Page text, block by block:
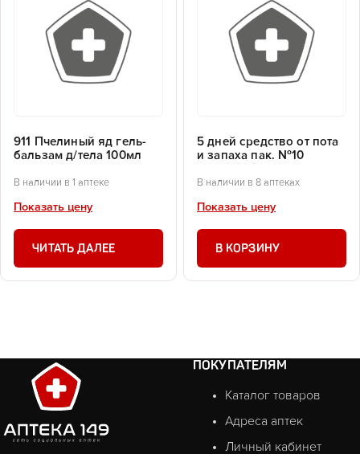
911 Пчелиный яд гель-
бальзам д/тела 100мл
В наличии в 1 аптеке
Показать цену
ЧИТАТЬ ДАЛЕЕ
5 дней средство от пота
и запаха пак. №10
В наличии в 8 аптеках
Показать цену
В КОРЗИНУ
ПОКУПАТЕЛЯМ
Каталог товаров
Адреса аптек
Личный кабинет